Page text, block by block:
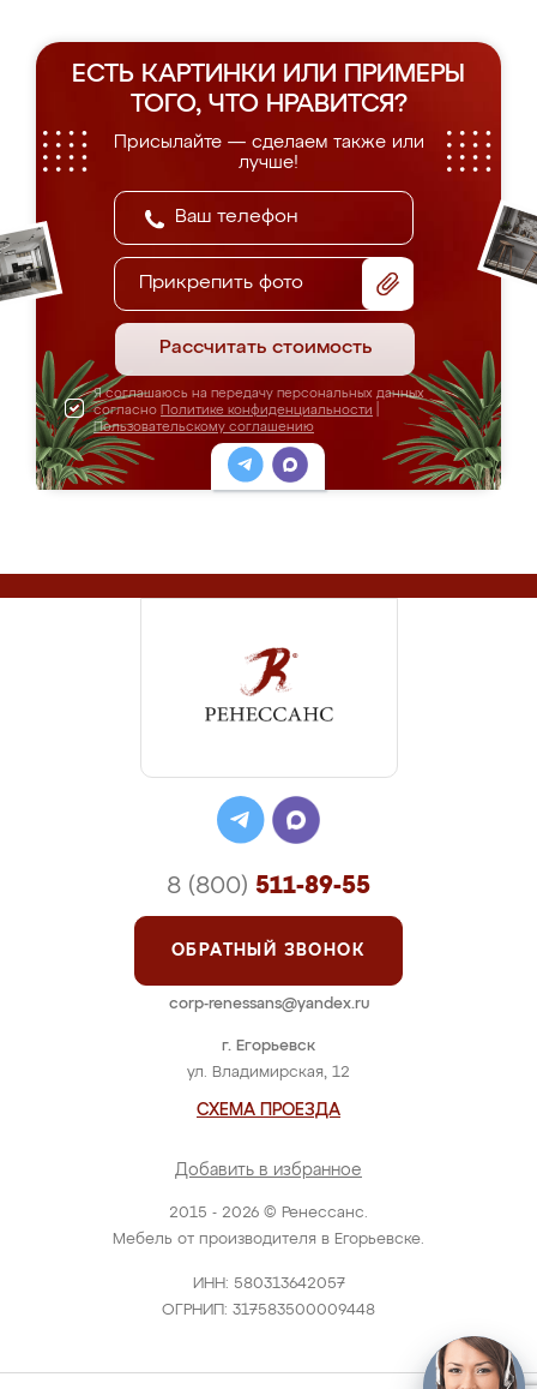
ЕСТЬ КАРТИНКИ ИЛИ ПРИМЕРЫ
ТОГО, ЧТО НРАВИТСЯ?
Присылайте — сделаем также или
лучше!
Прикрепить фото
Рассчитать стоимость
Я соглашаюсь на передачу персональных данных
согласно Политике конфиденциальности
Пользовательскому соглашению
2015 - 2026 © Ренессанс.
Мебель от производителя в Егорьевске.
ИНН: 580313642057
ОГРНИП: 317583500009448
г. Егорьевск
ул. Владимирская, 12
СХЕМА ПРОЕЗДА
Добавить в избранное
8 (800) 511-89-55
ОБРАТНЫЙ ЗВОНОК
corp-renessans@yandex.ru